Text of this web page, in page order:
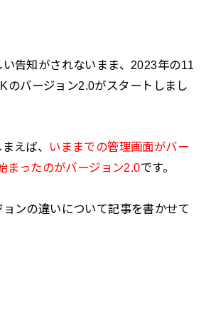
告知がされないまま、2023年の11
のバージョン2.0がスタートしまし
えば、
いままでの管理画面がバー
まったのがバージョン2.0です。
ンの違いについて記事を書かせて